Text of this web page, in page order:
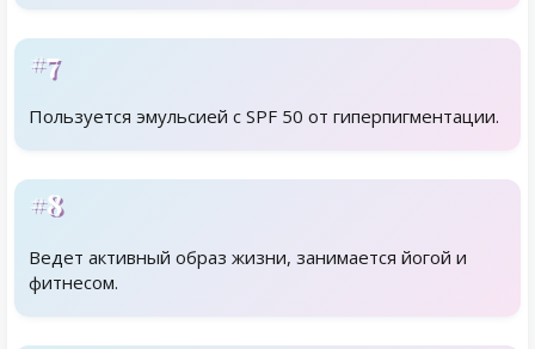
#7
Пользуется эмульсией с SPF 50 от гиперпигментации.
#8
Ведет активный образ жизни, занимается йогой и
фитнесом.